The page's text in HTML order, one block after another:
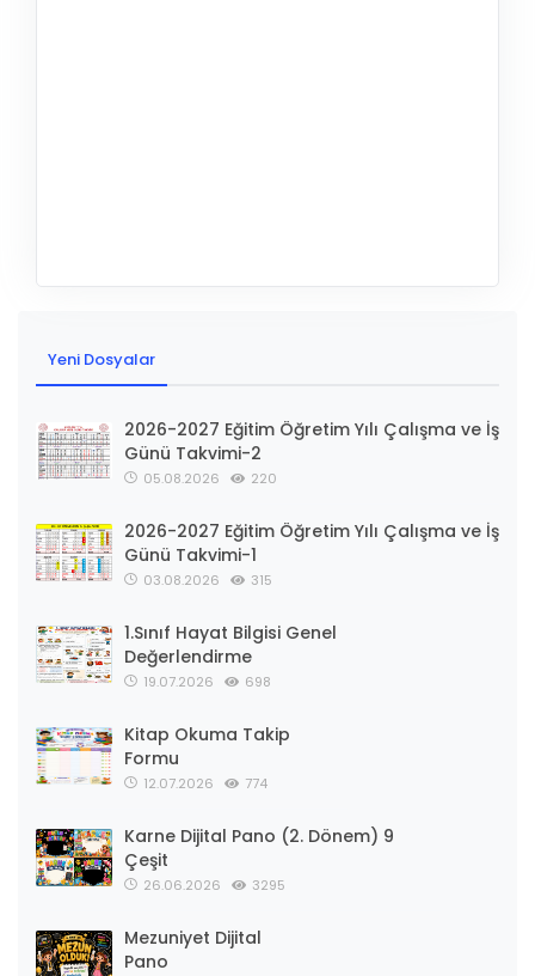
Yeni Dosyalar
2026-2027 Eğitim Öğretim Yılı Çalışma ve İş
Günü Takvimi-2
05.08.2026 220
2026-2027 Eğitim Öğretim Yılı Çalışma ve İş
Günü Takvimi-1
03.08.2026 315
1.Sınıf Hayat Bilgisi Genel
Değerlendirme
19.07.2026 698
Kitap Okuma Takip
Formu
12.07.2026 774
Karne Dijital Pano (2. Dönem) 9
Çeşit
26.06.2026 3295
Mezuniyet Dijital
Pano